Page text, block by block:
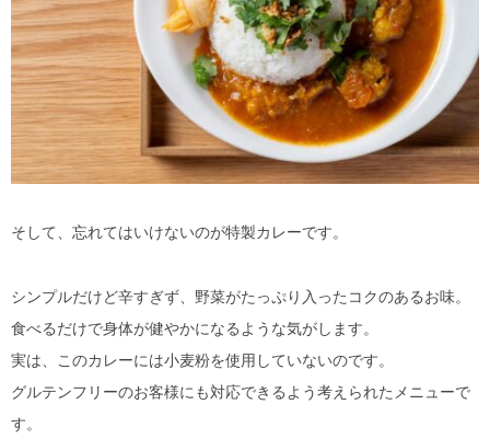
そして、忘れてはいけないのが特製カレーです。
シンプルだけど辛すぎず、野菜がたっぷり入ったコクのあるお味。
食べるだけで身体が健やかになるような気がします。
実は、このカレーには小麦粉を使用していないのです。
グルテンフリーのお客様にも対応できるよう考えられたメニューで
す。